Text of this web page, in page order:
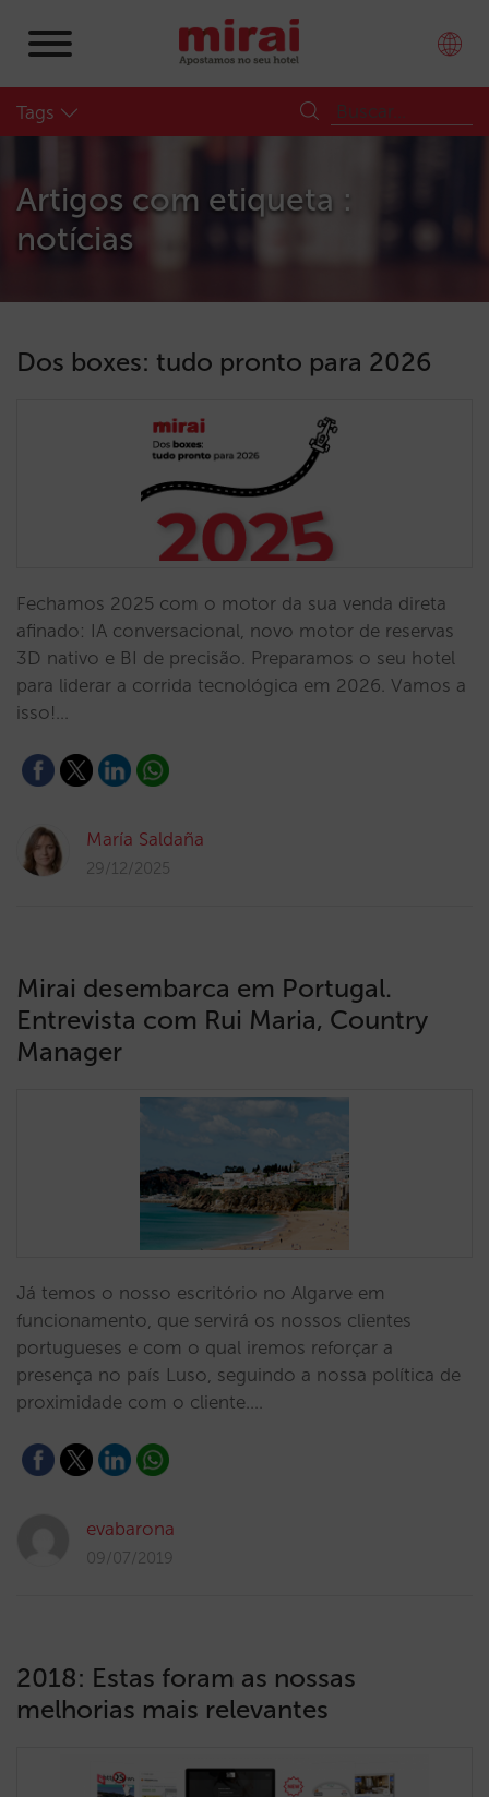
Tags
Artigos com etiqueta :
notícias
Dos boxes: tudo pronto para 2026
Fechamos 2025 com o motor da sua venda direta
afinado: IA conversacional, novo motor de reservas
3D nativo e BI de precisão. Preparamos o seu hotel
para liderar a corrida tecnológica em 2026. Vamos a
isso!…
María Saldaña
29/12/2025
Mirai desembarca em Portugal.
Entrevista com Rui Maria, Country
Manager
Já temos o nosso escritório no Algarve em
funcionamento, que servirá os nossos clientes
portugueses e com o qual iremos reforçar a
presença no país Luso, seguindo a nossa política de
proximidade com o cliente.…
evabarona
09/07/2019
2018: Estas foram as nossas
melhorias mais relevantes